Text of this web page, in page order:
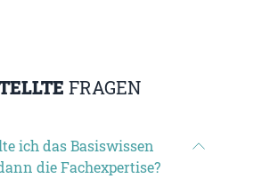
FRAGEN
ich das Basiswissen
die Fachexpertise?